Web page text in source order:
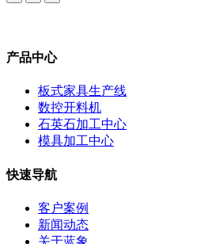
产品中心
板式家具生产线
数控开料机
石英石加工中心
模具加工中心
快速导航
客户案例
新闻动态
关于蓝象